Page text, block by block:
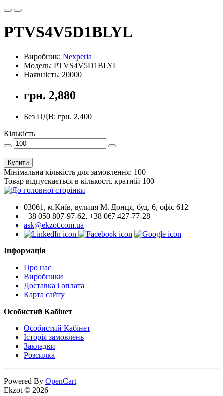
PTVS4V5D1BLYL
Виробник: Nexperia
Модель: PTVS4V5D1BLYL
Наявність: 20000
грн. 2,880
Без ПДВ: грн. 2,400
Кількість
Купити
Мінімальна кількість для замовлення: 100
Товар відпускається в кількості, кратній 100
03061, м.Київ, вулиця М. Донця, буд. 6, офіс 612
+38 050 807-97-62, +38 067 427-77-28
ask@ekzot.com.ua
Інформація
Про нас
Виробники
Доставка і оплата
Карта сайту
Особистий Кабінет
Особистий Кабінет
Історія замовлень
Закладки
Розсилка
Powered By OpenCart
Ekzot © 2026